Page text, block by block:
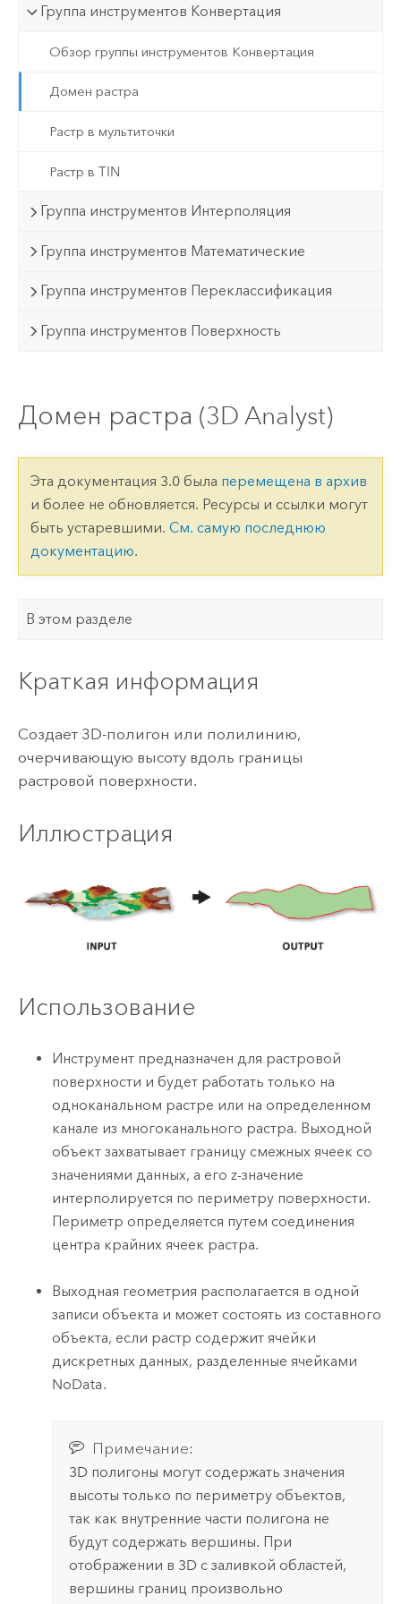
Группа инструментов Конвертация
Обзор группы инструментов Конвертация
Домен растра
Растр в мультиточки
Растр в TIN
Группа инструментов Интерполяция
Группа инструментов Математические
Группа инструментов Переклассификация
Группа инструментов Поверхность
Домен растра (3D Analyst)
Эта документация 3.0 была перемещена в архив
и более не обновляется. Ресурсы и ссылки могут
быть устаревшими. См. самую последнюю
документацию.
В этом разделе
Краткая информация
Создает 3D-полигон или полилинию,
очерчивающую высоту вдоль границы
растровой поверхности.
Иллюстрация
Использование
Инструмент предназначен для растровой
поверхности и будет работать только на
одноканальном растре или на определенном
канале из многоканального растра. Выходной
объект захватывает границу смежных ячеек со
значениями данных, а его z-значение
интерполируется по периметру поверхности.
Периметр определяется путем соединения
центра крайних ячеек растра.
Выходная геометрия располагается в одной
записи объекта и может состоять из составного
объекта, если растр содержит ячейки
дискретных данных, разделенные ячейками
NoData.
Примечание:
3D полигоны могут содержать значения
высоты только по периметру объектов,
так как внутренние части полигона не
будут содержать вершины. При
отображении в 3D с заливкой областей,
вершины границ произвольно